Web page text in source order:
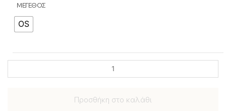
ΜΕΓΕΘΟΣ
OS
Προσθήκη στο καλάθι